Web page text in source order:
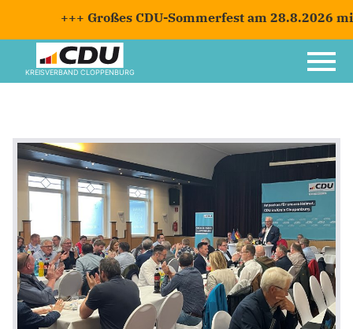
+++ Großes CDU-Sommerfest am 28.8.2026 mit
KREISVERBAND CLOPPENBURG